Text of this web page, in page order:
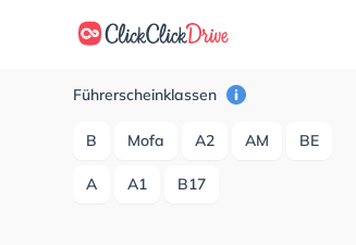
Führerscheinklassen
B Mofa A2 AM BE
A A1 B17